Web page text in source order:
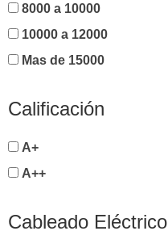
8000 a 10000
10000 a 12000
Mas de 15000
Calificación
A+
A++
Cableado Eléctrico